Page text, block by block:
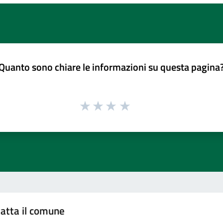
sono chiare le informazioni su questa
il comune